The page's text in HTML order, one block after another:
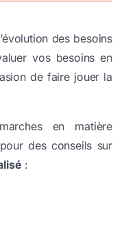
des besoins
vos besoins en
de faire jouer la
en matière
des conseils sur
: